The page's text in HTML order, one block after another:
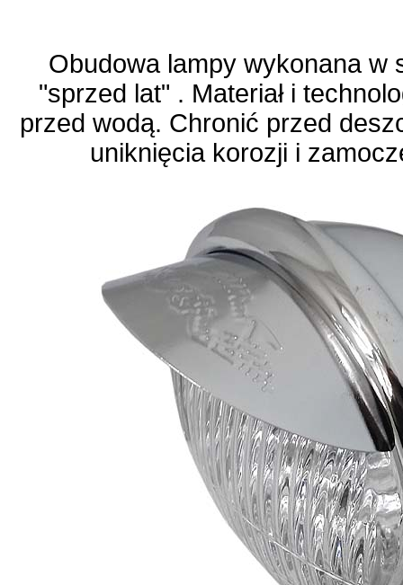
Obudowa lampy wykonana w
"sprzed lat" . Materiał i
przed wodą. Chronić przed
uniknięcia korozji i